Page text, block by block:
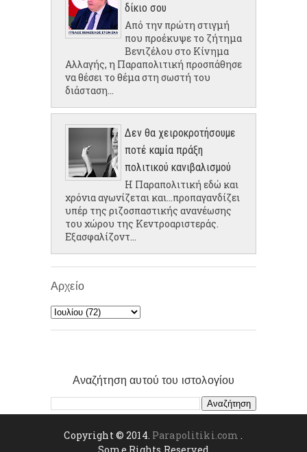
δίκιο σου
Από την πρώτη στιγμή
που προέκυψε το ζήτημα
Βενιζέλου στο Κίνημα
Αλλαγής, η Παραπολιτική προσπάθησε
να θέσει το θέμα στη σωστή του
διάσταση...
Δεν θα χειροκροτήσουμε
ποτέ καμία πράξη
πολιτικού κανιβαλισμού
Η Παραπολιτική εδώ και
χρόνια αγωνίζεται και...προπαγανδίζει
υπέρ της ριζοσπαστικής ανανέωσης
του χώρου της Κεντροαριστεράς.
Εξασφαλίζοντ...
Αρχείο
Αναζήτηση αυτού του ιστολογίου
Copyright © 2014. Parapolitiki.com .